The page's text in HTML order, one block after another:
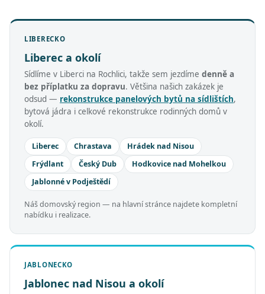
LIBERECKO
Liberec a okolí
Sídlíme v Liberci na Rochlici, takže sem jezdíme denně a
bez příplatku za dopravu. Většina našich zakázek je
odsud — rekonstrukce panelových bytů na sídlištích,
bytová jádra i celkové rekonstrukce rodinných domů v
okolí.
Liberec Chrastava
Hrádek nad Nisou
Frýdlant
Český Dub
Hodkovice nad Mohelkou
Jablonné v Podještědí
Náš domovský region — na hlavní stránce najdete kompletní
nabídku i realizace.
JABLONECKO
Jablonec nad Nisou a okolí